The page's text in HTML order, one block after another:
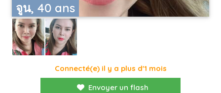
จูน, 40 ans
Connecté(e) il y a plus d'1 mois
Envoyer un flash